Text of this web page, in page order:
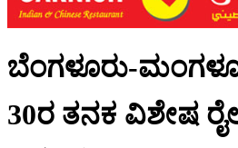
ಬೆಂಗಳೂರು-
30ರ ತನಕ ವಿಶೇಷ